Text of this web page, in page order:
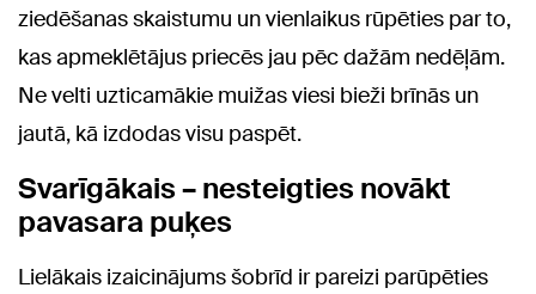
ziedēšanas skaistumu un vienlaikus rūpēties par to,
kas apmeklētājus priecēs jau pēc dažām nedēļām.
Ne velti uzticamākie muižas viesi bieži brīnās un
jautā, kā izdodas visu paspēt.
Svarīgākais – nesteigties novākt
pavasara puķes
Lielākais izaicinājums šobrīd ir pareizi parūpēties